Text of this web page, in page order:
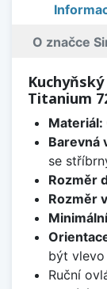
O značce
Titanium
Materiál:
Barevná
se
Rozměr
Rozměr
být
Ruční